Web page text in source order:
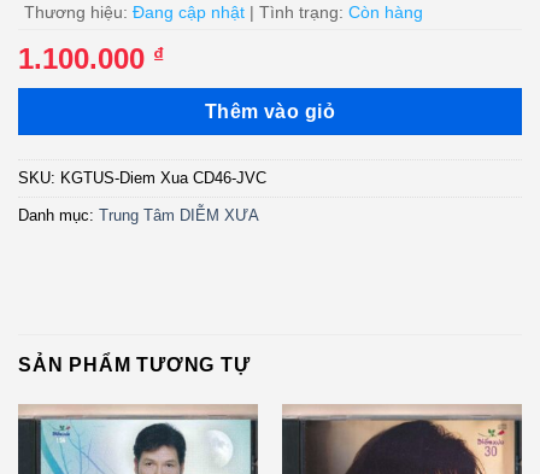
Thương hiệu: Đang cập nhật | Tình trạng: Còn hàng
1.100.000 ₫
Thêm vào giỏ
SKU: KGTUS-Diem Xua CD46-JVC
Danh mục: Trung Tâm DIỄM XƯA
SẢN PHẨM TƯƠNG TỰ